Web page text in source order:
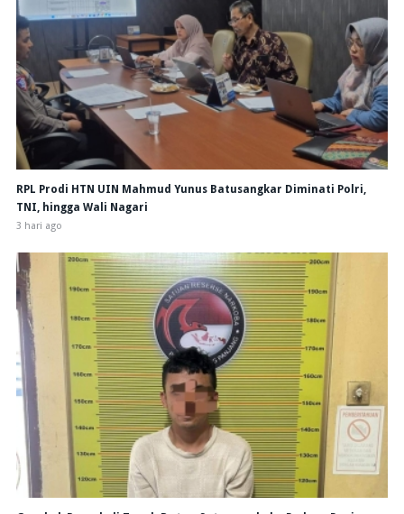
RPL Prodi HTN UIN Mahmud Yunus Batusangkar Diminati Polri,
TNI, hingga Wali Nagari
3 hari ago